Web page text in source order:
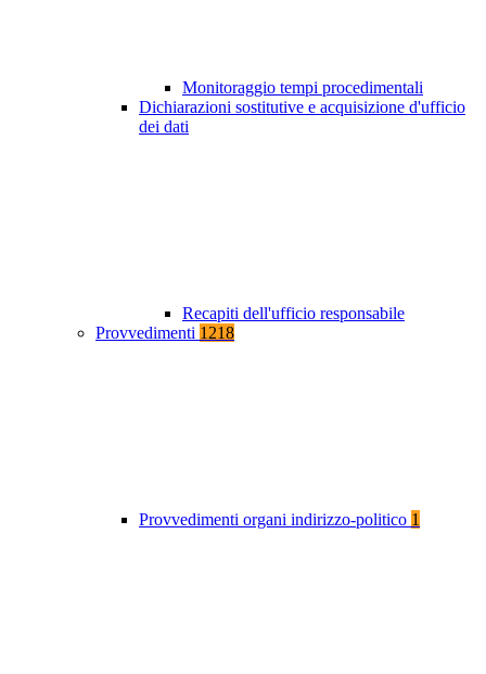
Monitoraggio tempi procedimentali
Dichiarazioni sostitutive e acquisizione d'ufficio
dei dati
Recapiti dell'ufficio responsabile
Provvedimenti 1218
Provvedimenti organi indirizzo-politico 1